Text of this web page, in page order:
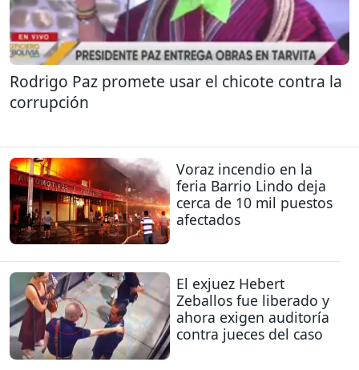
Rodrigo Paz promete usar el chicote contra la
corrupción
Voraz incendio en la
feria Barrio Lindo deja
cerca de 10 mil puestos
afectados
El exjuez Hebert
Zeballos fue liberado y
ahora exigen auditoría
contra jueces del caso